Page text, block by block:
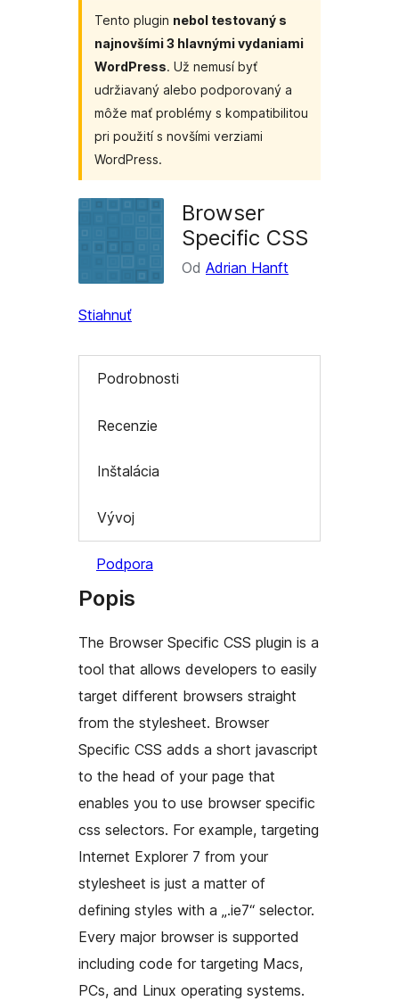
Tento plugin nebol testovaný s
najnovšími 3 hlavnými vydaniami
WordPress. Už nemusí byť
udržiavaný alebo podporovaný a
môže mať problémy s kompatibilitou
pri použití s novšími verziami
WordPress.
Browser
Specific CSS
Od Adrian Hanft
Stiahnuť
Podrobnosti
Recenzie
Inštalácia
Vývoj
Podpora
Popis
The Browser Specific CSS plugin is a
tool that allows developers to easily
target different browsers straight
from the stylesheet. Browser
Specific CSS adds a short javascript
to the head of your page that
enables you to use browser specific
css selectors. For example, targeting
Internet Explorer 7 from your
stylesheet is just a matter of
defining styles with a „.ie7“ selector.
Every major browser is supported
including code for targeting Macs,
PCs, and Linux operating systems.